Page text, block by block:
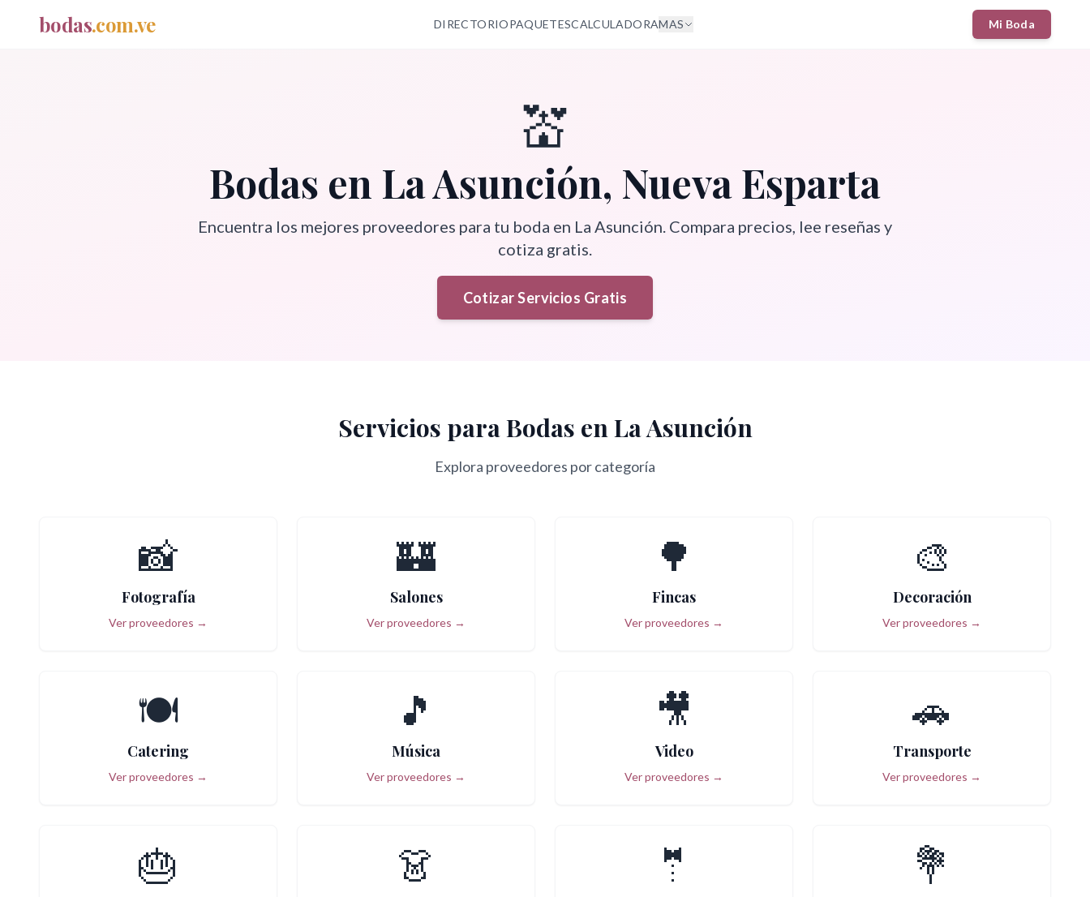
bodas.com.ve DIRECTORIOPAQUETESCALCULADORAMAS Mi Boda
💒
Bodas en La Asunción, Nueva Esparta
Encuentra los mejores proveedores para tu boda en La Asunción. Compara precios, lee reseñas y
cotiza gratis.
Cotizar Servicios Gratis
Servicios para Bodas enLa Asunción
Explora proveedores por categoría
📸
Fotografía
Ver proveedores →
🏰
Salones
Ver proveedores →
🌳
Fincas
Ver proveedores →
🎨
Decoración
Ver proveedores →
🍽️
Catering
Ver proveedores →
🎵
Música
Ver proveedores →
🎥
Video
Ver proveedores →
🚗
Transporte
Ver proveedores →
🎂 👗 🤵 💐